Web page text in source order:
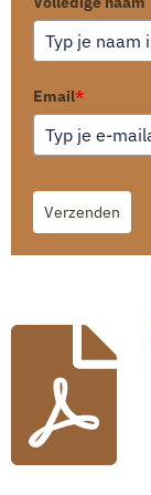
Email*
Verzenden